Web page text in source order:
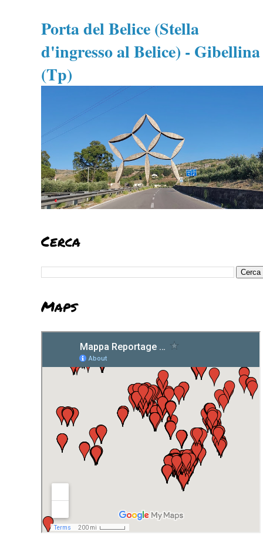
Porta del Belice (Stella
d'ingresso al Belice) - Gibellina
(Tp)
Cerca
Maps